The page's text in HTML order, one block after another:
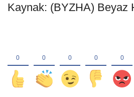
Kaynak: (BYZHA) Beyaz